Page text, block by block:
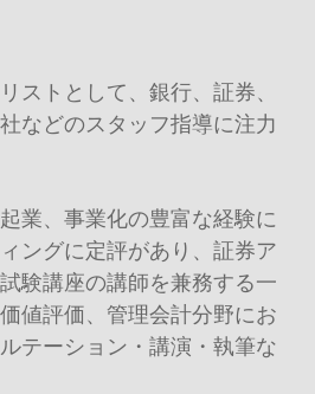
ストとして、銀行、証券、
などのスタッフ指導に注力
業、事業化の豊富な経験に
ングに定評があり、証券ア
験講座の講師を兼務する一
値評価、管理会計分野にお
テーション・講演・執筆な